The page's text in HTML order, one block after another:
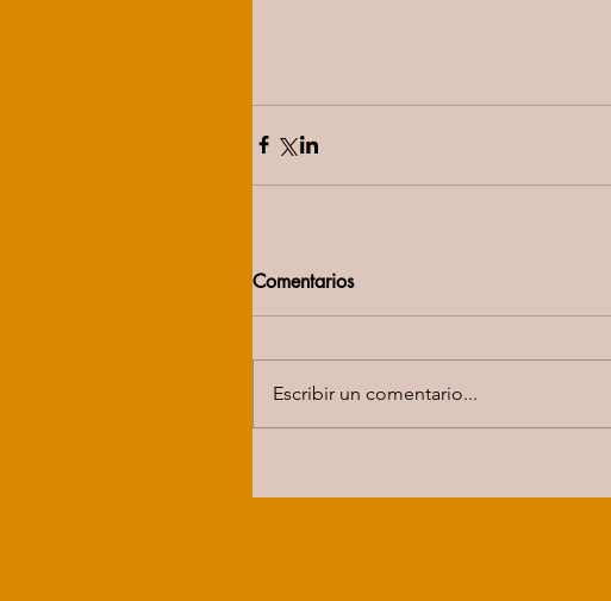
Comentarios
Escribir un comentario...